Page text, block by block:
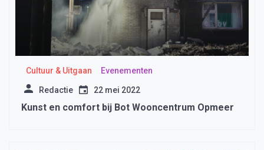
Cultuur & Uitgaan Evenementen
Redactie 22 mei 2022
Kunst en comfort bij Bot Wooncentrum Opmeer